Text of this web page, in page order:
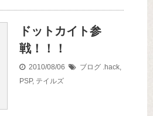
ドットカイト参
戦！！！
2010/08/06 ブログ .hack,
PSP, テイルズ